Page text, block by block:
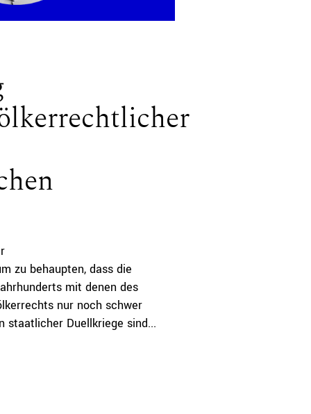
zu behaupten, dass die
mit denen des
nur noch schwer
staatlicher Duellkriege sind...